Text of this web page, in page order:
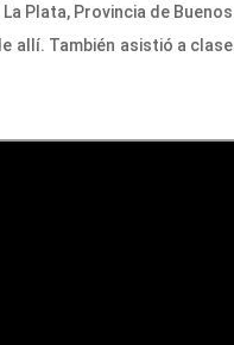
Plata, Provincia de
allí. También asistió a